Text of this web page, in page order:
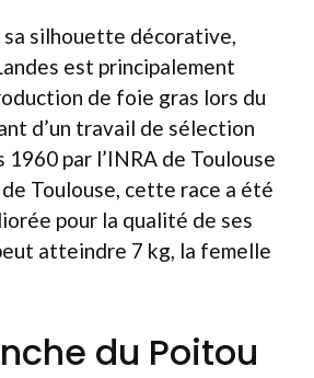
sa silhouette décorative,
est principalement
de foie gras lors du
d’un travail de sélection
1960 par l’INRA de Toulouse
Toulouse, cette race a été
pour la qualité de ses
atteindre 7 kg, la femelle
du Poitou